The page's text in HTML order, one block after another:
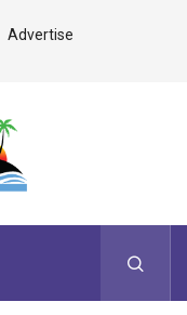
Advertise